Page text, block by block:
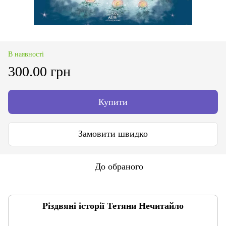
В наявності
300.00 грн
Купити
Замовити швидко
До обраного
Різдвяні історії Тетяни Нечитайло